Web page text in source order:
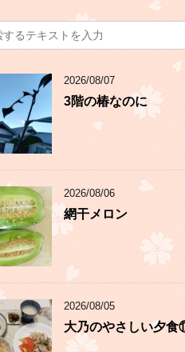
2026/08/07
3階の椿なのに
2026/08/06
網干メロン
2026/08/05
大乃のやさしい夕